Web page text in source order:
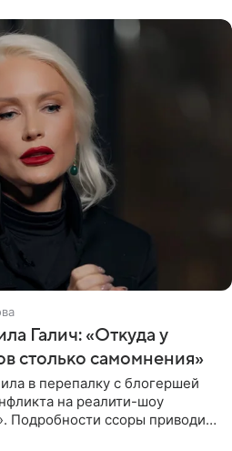
Галич: «Откуда у
столько самомнения»
в перепалку с блогершей
на реалити-шоу
Подробности ссоры приводит